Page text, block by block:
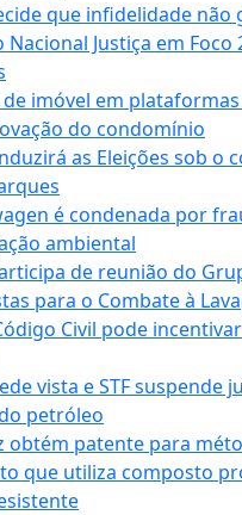
que infidelidade
Justiça em Foco
imóvel em
do condomínio
as Eleições sob o
é condenada por
ambiental
de reunião do
para o Combate à
Civil pode
vista e STF suspende
petróleo
obtém patente para
que utiliza composto